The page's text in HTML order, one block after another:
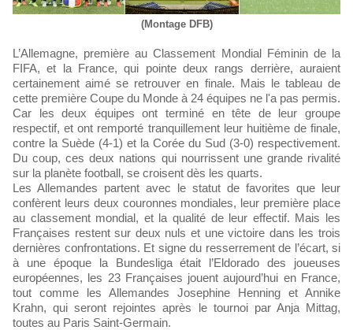
(Montage DFB)
L’Allemagne, première au Classement Mondial Féminin de la
FIFA, et la France, qui pointe deux rangs derrière, auraient
certainement aimé se retrouver en finale. Mais le tableau de
cette première Coupe du Monde à 24 équipes ne l'a pas permis.
Car les deux équipes ont terminé en tête de leur groupe
respectif, et ont remporté tranquillement leur huitième de finale,
contre la Suède (4-1) et la Corée du Sud (3-0) respectivement.
Du coup, ces deux nations qui nourrissent une grande rivalité
sur la planète football, se croisent dès les quarts.
Les Allemandes partent avec le statut de favorites que leur
confèrent leurs deux couronnes mondiales, leur première place
au classement mondial, et la qualité de leur effectif. Mais les
Françaises restent sur deux nuls et une victoire dans les trois
dernières confrontations. Et signe du resserrement de l’écart, si
à une époque la Bundesliga était l’Eldorado des joueuses
européennes, les 23 Françaises jouent aujourd’hui en France,
tout comme les Allemandes Josephine Henning et Annike
Krahn, qui seront rejointes après le tournoi par Anja Mittag,
toutes au Paris Saint-Germain.